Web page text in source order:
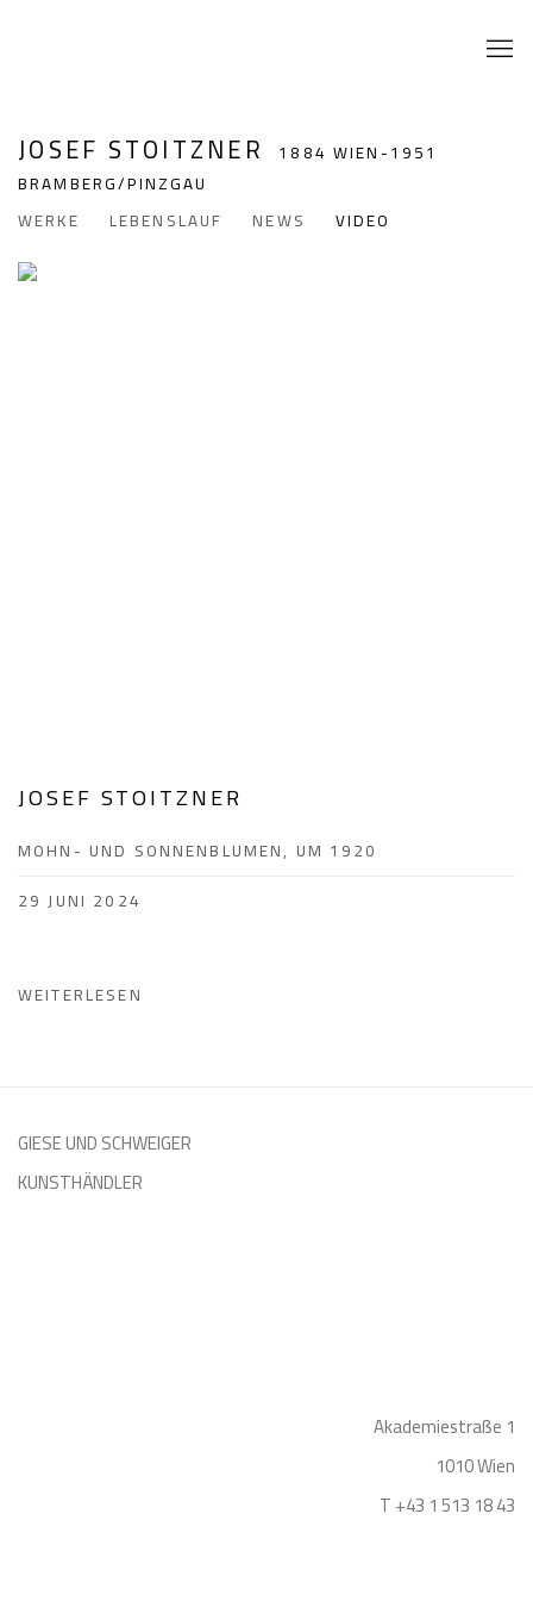
JOSEF STOITZNER
1884 WIEN-1951
BRAMBERG/PINZGAU
WERKE
LEBENSLAUF NEWS VIDEO
JOSEF STOITZNER
MOHN- UND SONNENBLUMEN, UM 1920
29 JUNI 2024
WEITERLESEN
GIESE UND SCHWEIGER
KUNSTHÄNDLER
Akademiestraße 1
1010 Wien
T +43 1 513 18 43